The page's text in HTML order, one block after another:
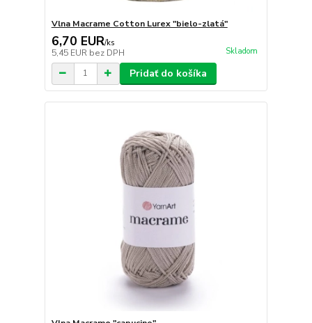
Vlna Macrame Cotton Lurex "bielo-zlatá"
6,70 EUR/ks
5,45 EUR bez DPH Skladom
Pridať do košíka